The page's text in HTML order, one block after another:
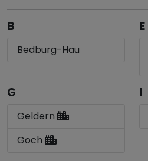
B
Bedburg-Hau
E
G
Geldern
Goch
I